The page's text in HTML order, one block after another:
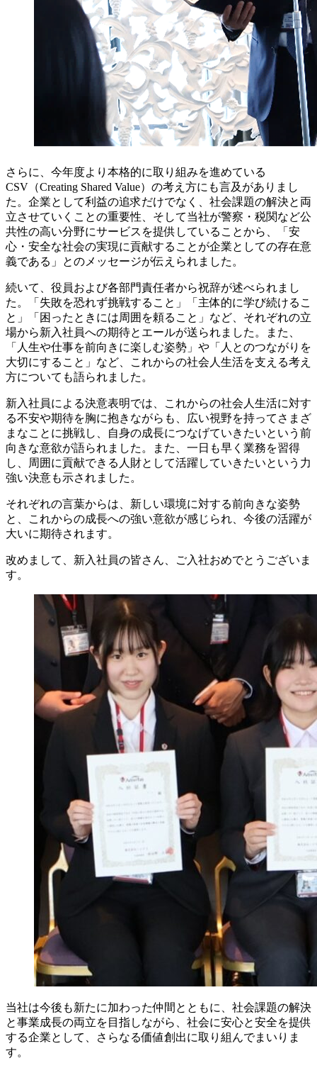
さらに、今年度より本格的に取り組みを進めている
CSV（Creating Shared Value）の考え方にも言及がありまし
た。企業として利益の追求だけでなく、社会課題の解決と両
立させていくことの重要性、そして当社が警察・税関など公
共性の高い分野にサービスを提供していることから、「安
心・安全な社会の実現に貢献することが企業としての存在意
義である」とのメッセージが伝えられました。
続いて、役員および各部門責任者から祝辞が述べられまし
た。「失敗を恐れず挑戦すること」「主体的に学び続けるこ
と」「困ったときには周囲を頼ること」など、それぞれの立
場から新入社員への期待とエールが送られました。また、
「人生や仕事を前向きに楽しむ姿勢」や「人とのつながりを
大切にすること」など、これからの社会人生活を支える考え
方についても語られました。
新入社員による決意表明では、これからの社会人生活に対す
る不安や期待を胸に抱きながらも、広い視野を持ってさまざ
まなことに挑戦し、自身の成長につなげていきたいという前
向きな意欲が語られました。また、一日も早く業務を習得
し、周囲に貢献できる人財として活躍していきたいという力
強い決意も示されました。
それぞれの言葉からは、新しい環境に対する前向きな姿勢
と、これからの成長への強い意欲が感じられ、今後の活躍が
大いに期待されます。
改めまして、新入社員の皆さん、ご入社おめでとうございま
す。
当社は今後も新たに加わった仲間とともに、社会課題の解決
と事業成長の両立を目指しながら、社会に安心と安全を提供
する企業として、さらなる価値創出に取り組んでまいりま
す。